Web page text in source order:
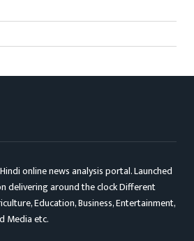
online news analysis portal. Launched
delivering around the clock Different
Education, Business, Entertainment,
Media etc.